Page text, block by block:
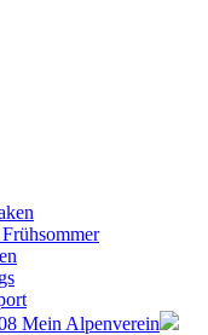
Mein Alpenverein